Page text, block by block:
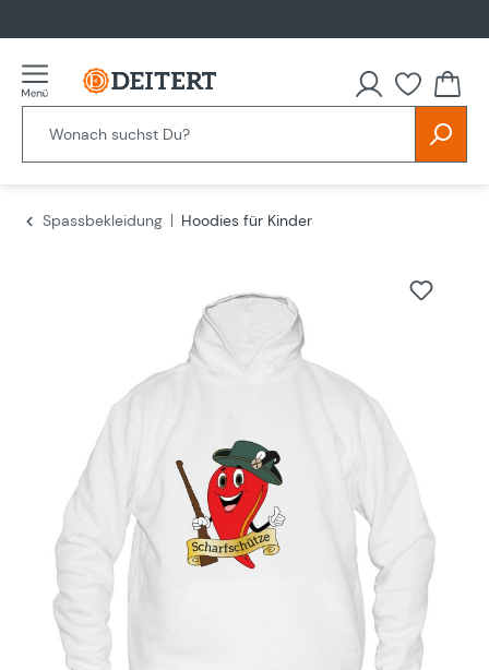
Spassbekleidung
Hoodies für Kinder